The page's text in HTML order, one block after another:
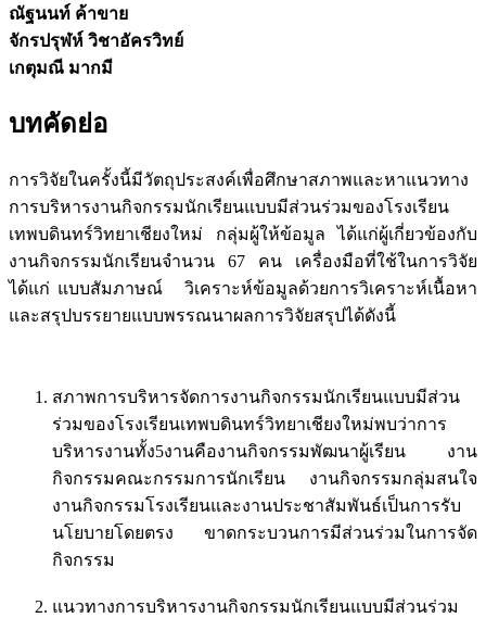
ณัฐนนท์ ค้าขาย
จักรปรุฬห์ วิชาอัครวิทย์
เกตุมณี มากมี
บทคัดย่อ
การวิจัยในครั้งนี้มีวัตถุประสงค์เพื่อศึกษาสภาพและหาแนวทาง
การบริหารงานกิจกรรมนักเรียนแบบมีส่วนร่วมของโรงเรียน
เทพบดินทร์วิทยาเชียงใหม่ กลุ่มผู้ให้ข้อมูล ได้แก่ผู้เกี่ยวข้องกับ
งานกิจกรรมนักเรียนจำนวน 67 คน เครื่องมือที่ใช้ในการวิจัย
ได้แก่ แบบสัมภาษณ์ วิเคราะห์ข้อมูลด้วยการวิเคราะห์เนื้อหา
และสรุปบรรยายแบบพรรณนาผลการวิจัยสรุปได้ดังนี้
สภาพการบริหารจัดการงานกิจกรรมนักเรียนแบบมีส่วน
ร่วมของโรงเรียนเทพบดินทร์วิทยาเชียงใหม่พบว่าการ
บริหารงานทั้ง5งานคืองานกิจกรรมพัฒนาผู้เรียน งาน
กิจกรรมคณะกรรมการนักเรียน งานกิจกรรมกลุ่มสนใจ
งานกิจกรรมโรงเรียนและงานประชาสัมพันธ์เป็นการรับ
นโยบายโดยตรง ขาดกระบวนการมีส่วนร่วมในการจัด
กิจกรรม
แนวทางการบริหารงานกิจกรรมนักเรียนแบบมีส่วนร่วม